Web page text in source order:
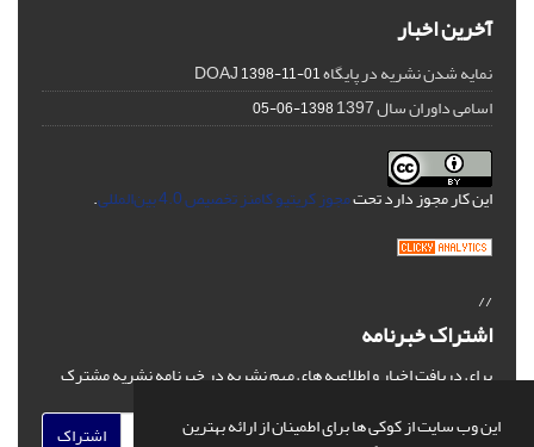
این وب سایت از کوکی ها برای اطمینان از ارائه بهترین
آخرین اخبار
نمایه شدن نشریه در پایگاه DOAJ1398-11-01
اسامی داوران سال 1397 1398-06-05
این کار مجوز دارد تحتمجوز کریتیو کامنز تخصیص 4.0 بین‌المللی .
//
اشتراک خبرنامه
برای دریافت اخبار و اطلاعیه های مهم نشریه در خبرنامه نشریه مشترک
اشتراک